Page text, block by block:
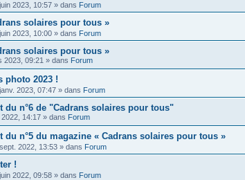
2023, 10:57 » dans Forum
solaires pour tous »
2023, 10:00 » dans Forum
solaires pour tous »
2023, 09:21 » dans Forum
photo 2023 !
2023, 07:47 » dans Forum
du n°6 de "Cadrans solaires pour tous"
14:17 » dans Forum
du n°5 du magazine « Cadrans solaires pour tous »
2022, 13:53 » dans Forum
!
2022, 09:58 » dans Forum